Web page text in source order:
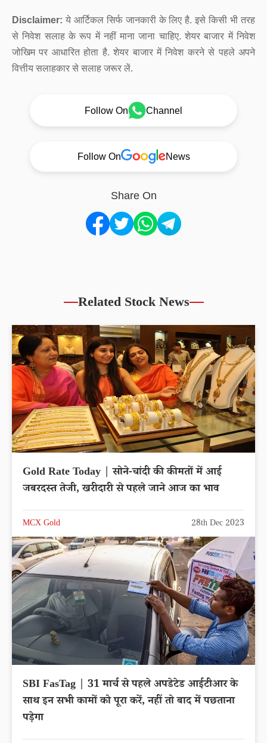
Disclaimer: ये आर्टिकल सिर्फ जानकारी के लिए है. इसे किसी भी तरह
से निवेश सलाह के रूप में नहीं माना जाना चाहिए. शेयर बाजार में निवेश
जोखिम पर आधारित होता है. शेयर बाजार में निवेश करने से पहले अपने
वित्तीय सलाहकार से सलाह जरूर लें.
Follow On Channel
Follow On News
Share On
Related Stock News
Gold Rate Today | सोने-चांदी की कीमतों में आई
जबरदस्त तेजी, खरीदारी से पहले जाने आज का भाव
MCX Gold 28th Dec 2023
SBI FasTag | 31 मार्च से पहले अपडेटेड आईटीआर के
साथ इन सभी कामों को पूरा करें, नहीं तो बाद में पछताना
पड़ेगा